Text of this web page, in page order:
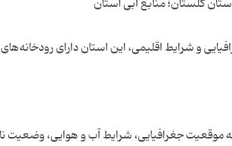
و شرایط اقلیمی، این استان دارای
موقعیت جغرافیایی، شرایط آب و هوایی، وضعیت